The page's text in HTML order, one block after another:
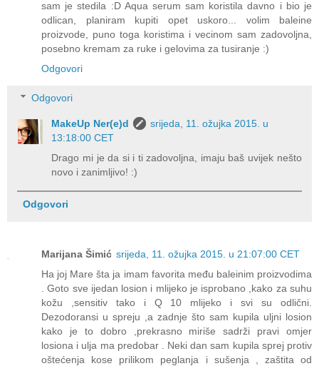
sam je stedila :D Aqua serum sam koristila davno i bio je
odlican, planiram kupiti opet uskoro... volim baleine
proizvode, puno toga koristima i vecinom sam zadovoljna,
posebno kremam za ruke i gelovima za tusiranje :)
Odgovori
Odgovori
MakeUp Ner(e)d
srijeda, 11. ožujka 2015. u
13:18:00 CET
Drago mi je da si i ti zadovoljna, imaju baš uvijek nešto
novo i zanimljivo! :)
Odgovori
Marijana Šimić srijeda, 11. ožujka 2015. u 21:07:00 CET
Ha joj Mare šta ja imam favorita među baleinim proizvodima
. Goto sve ijedan losion i mlijeko je isprobano ,kako za suhu
kožu ,sensitiv tako i Q 10 mlijeko i svi su odlični.
Dezodoransi u spreju ,a zadnje što sam kupila uljni losion
kako je to dobro ,prekrasno miriše sadrži pravi omjer
losiona i ulja ma predobar . Neki dan sam kupila sprej protiv
oštećenja kose prilikom peglanja i sušenja , zaštita od